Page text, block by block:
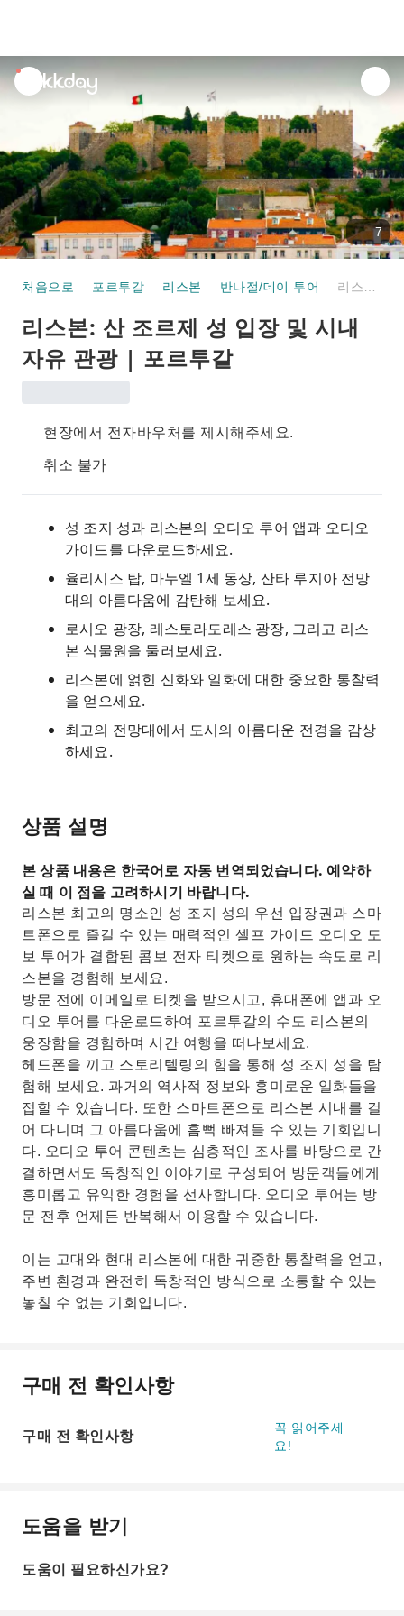
unread
notifications
7
처음으로 포르투갈 리스본 반나절/데이 투어
리스본: 산 조르제 성 입장 및 시내
자유 관광 | 포르투갈
현장에서 전자바우처를 제시해주세요.
취소 불가
성 조지 성과 리스본의 오디오 투어 앱과 오디오
가이드를 다운로드하세요.
율리시스 탑, 마누엘 1세 동상, 산타 루지아 전망
대의 아름다움에 감탄해 보세요.
로시오 광장, 레스토라도레스 광장, 그리고 리스
본 식물원을 둘러보세요.
리스본에 얽힌 신화와 일화에 대한 중요한 통찰력
을 얻으세요.
최고의 전망대에서 도시의 아름다운 전경을 감상
하세요.
상품 설명
본 상품 내용은 한국어로 자동 번역되었습니다. 예약하
실 때 이 점을 고려하시기 바랍니다.
리스본 최고의 명소인 성 조지 성의 우선 입장권과 스마
트폰으로 즐길 수 있는 매력적인 셀프 가이드 오디오 도
보 투어가 결합된 콤보 전자 티켓으로 원하는 속도로 리
스본을 경험해 보세요.
방문 전에 이메일로 티켓을 받으시고, 휴대폰에 앱과 오
디오 투어를 다운로드하여 포르투갈의 수도 리스본의
웅장함을 경험하며 시간 여행을 떠나보세요.
헤드폰을 끼고 스토리텔링의 힘을 통해 성 조지 성을 탐
험해 보세요. 과거의 역사적 정보와 흥미로운 일화들을
접할 수 있습니다. 또한 스마트폰으로 리스본 시내를 걸
어 다니며 그 아름다움에 흠뻑 빠져들 수 있는 기회입니
다. 오디오 투어 콘텐츠는 심층적인 조사를 바탕으로 간
결하면서도 독창적인 이야기로 구성되어 방문객들에게
흥미롭고 유익한 경험을 선사합니다. 오디오 투어는 방
문 전후 언제든 반복해서 이용할 수 있습니다.
이는 고대와 현대 리스본에 대한 귀중한 통찰력을 얻고,
주변 환경과 완전히 독창적인 방식으로 소통할 수 있는
놓칠 수 없는 기회입니다.
구매 전 확인사항
구매 전 확인사항
꼭 읽어주세
요!
도움을 받기
도움이 필요하신가요?